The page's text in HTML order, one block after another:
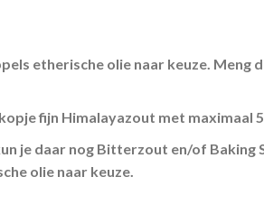
etherische olie naar keuze. Meng
fijn Himalayazout met maximaal
je daar nog Bitterzout en/of Baking
olie naar keuze.